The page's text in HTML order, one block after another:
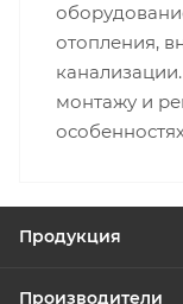
отопления,
монтажу и
Продукция
Производители